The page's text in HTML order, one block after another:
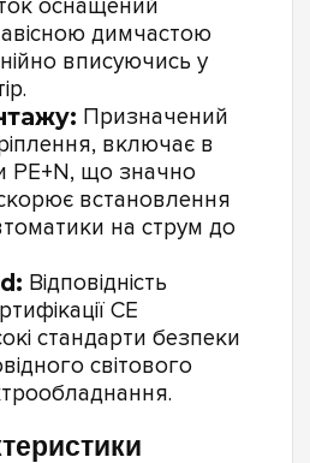
оснащений
димчастою
вписуючись у
Призначений
включає в
PE+N, що значно
встановлення
на струм до
Відповідність
CE
стандарти безпеки
світового